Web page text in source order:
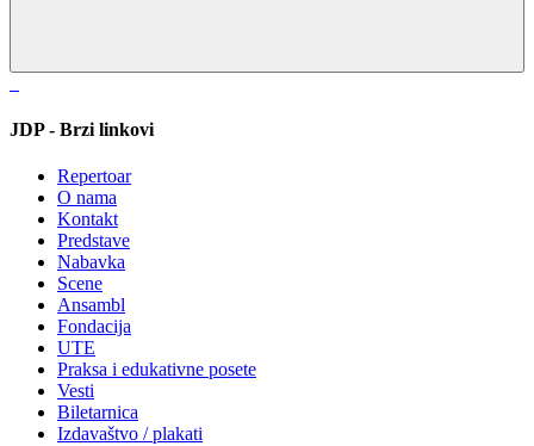
JDP - Brzi linkovi
Repertoar
O nama
Kontakt
Predstave
Nabavka
Scene
Ansambl
Fondacija
UTE
Praksa i edukativne posete
Vesti
Biletarnica
Izdavaštvo / plakati